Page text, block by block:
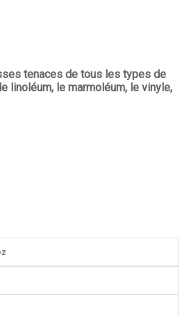
tenaces de tous les types de
linoléum, le marmoléum, le vinyle,